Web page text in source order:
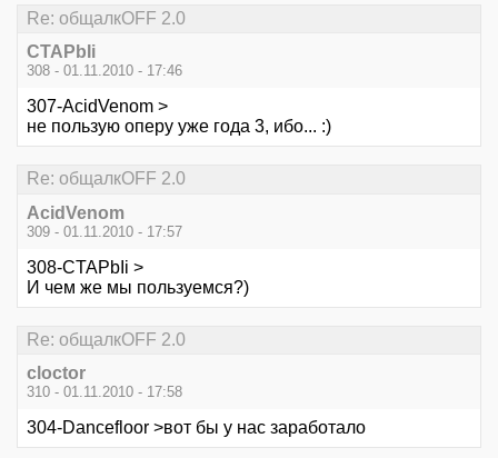
Re: общалкOFF 2.0
CTAPbIi
308 - 01.11.2010 - 17:46
307-AcidVenom >
не пользую оперу уже года 3, ибо... :)
Re: общалкOFF 2.0
AcidVenom
309 - 01.11.2010 - 17:57
308-CTAPbIi >
И чем же мы пользуемся?)
Re: общалкOFF 2.0
cloctor
310 - 01.11.2010 - 17:58
304-Dancefloor >вот бы у нас заработало